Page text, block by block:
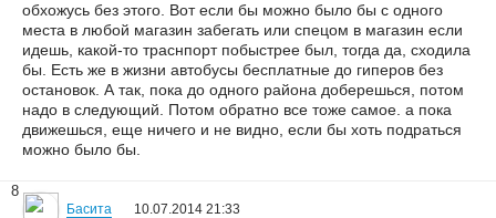
обхожусь без этого. Вот если бы можно было бы с одного
места в любой магазин забегать или спецом в магазин если
идешь, какой-то траснпорт побыстрее был, тогда да, сходила
бы. Есть же в жизни автобусы бесплатные до гиперов без
остановок. А так, пока до одного района доберешься, потом
надо в следующий. Потом обратно все тоже самое. а пока
движешься, еще ничего и не видно, если бы хоть подраться
можно было бы.
8
Басита 10.07.2014 21:33